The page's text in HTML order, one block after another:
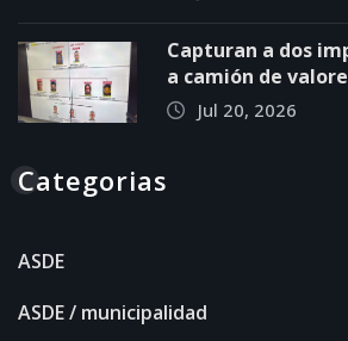
Capturan a dos
a camión de
Jul 20, 2026
Categorias
ASDE
ASDE / municipalidad